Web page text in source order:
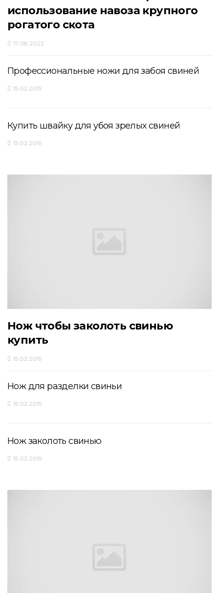
использование навоза крупного
рогатого скота
17.08.2022
Профессиональные ножи для забоя свиней
15.02.2019
Купить швайку для убоя зрелых свиней
15.02.2019
Нож чтобы заколоть свинью
купить
15.02.2019
Нож для разделки свиньи
15.02.2019
Нож заколоть свинью
15.02.2019